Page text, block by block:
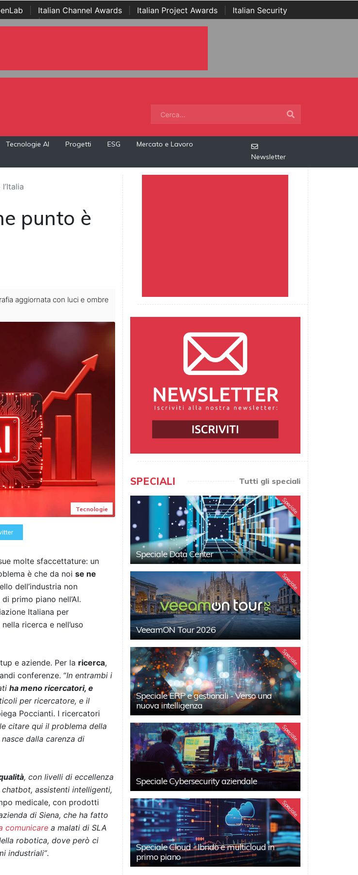
Italian Channel Awards Italian Project Awards
Italian Security
Awards | ...
Tecnologie AI Progetti ESG
Mercato e Lavoro
Newsletter
punto è
aggiornata con luci e ombre
Tecnologie
molte sfaccettature: un
è che da noi se ne
dell’industria non
primo piano nell’AI.
Italiana per
ricerca e nell’uso
e aziende. Per la ricerca,
conferenze. “In entrambi i
ha meno ricercatori, e
per ricercatore, e il
Poccianti. I ricercatori
citare qui il problema della
nasce dalla carenza di
, con livelli di eccellenza
assistenti intelligenti,
medicale, con prodotti
di Siena, che ha fatto
comunicare a malati di SLA
robotica, dove però ci
industriali”.
SPECIALI Tutti gli speciali
Speciale
Speciale Data Center
Speciale
VeeamON Tour 2026
Speciale
Speciale ERP e gestionali - Verso una
nuova intelligenza
Speciale
Speciale Cybersecurity aziendale
Speciale
Speciale Cloud - Ibrido e multicloud in
primo piano